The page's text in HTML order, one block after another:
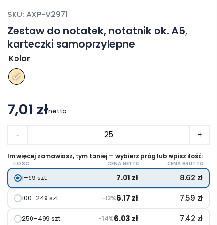
Zestaw do notatek, notatnik ok. A5,
karteczki samoprzylepne
SKU: AXP-V2971
Kolor
7,01 złnetto
-
do
notatek,
notatnik
ok.
A5,
karteczki
+
Im więcej zamawiasz, tym taniej — wybierz próg lub wpisz ilość:
ILOŚĆ CENA NETTO CENA BRUTTO
1–99 szt. 7.01 zł 8.62 zł
100–249 szt. −12%6.17 zł 7.59 zł
250–499 szt. −14%6.03 zł 7.42 zł